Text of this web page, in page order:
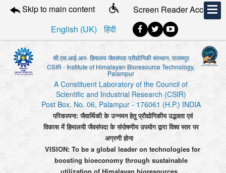
Skip to main content
Screen Reader Access
English (UK)
हिंदी
सी.एस.आई.आर- हिमालय जैवसंपदा प्रौद्योगिकी संस्थान, पालमपुर
CSIR - Institute of Himalayan Bioresource Technology,
Palampur
A Constituent Laboratory of the Council of
Scientific and Industrial Research (CSIR)
Post Box. No. 06, Palampur - 176061 (H.P.) INDIA
परिकल्पना: जैवार्थिकी के उन्नयन हेतु प्रौद्योगिकीय उद्भवता एवं
विकास में हिमालयी जैवसंपदा के संपोषणीय उपयोग द्वारा विश्व स्तर पर
अग्रणी होना
VISION: To be a global leader on technologies for
boosting bioeconomy through sustainable